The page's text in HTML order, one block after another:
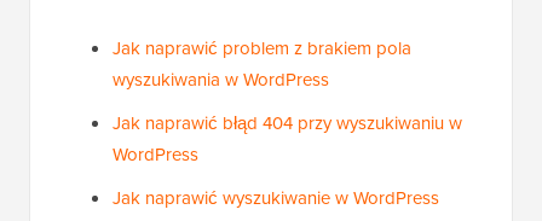
Jak naprawić problem z brakiem pola
wyszukiwania w WordPress
Jak naprawić błąd 404 przy wyszukiwaniu w
WordPress
Jak naprawić wyszukiwanie w WordPress